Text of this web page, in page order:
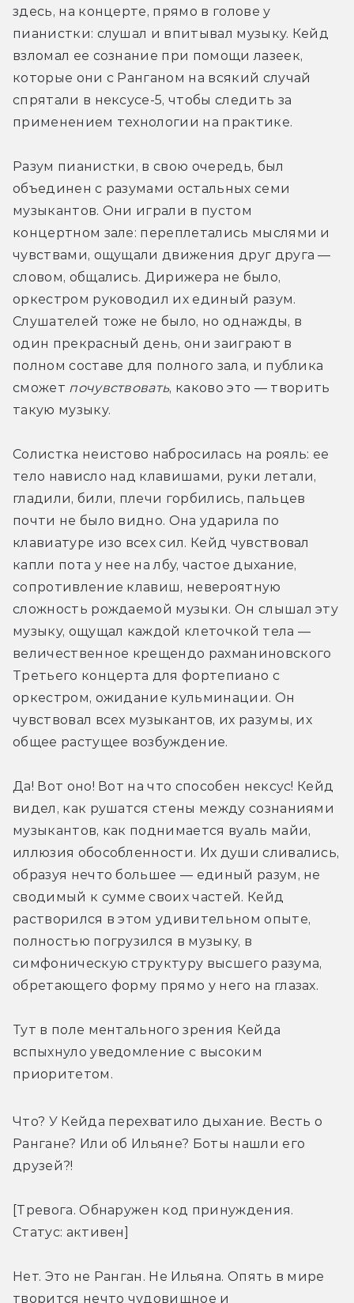
здесь, на концерте, прямо в голове у
пианистки: слушал и впитывал музыку. Кейд
взломал ее сознание при помощи лазеек,
которые они с Ранганом на всякий случай
спрятали в нексусе-5, чтобы следить за
применением технологии на практике.
Разум пианистки, в свою очередь, был
объединен с разумами остальных семи
музыкантов. Они играли в пустом
концертном зале: переплетались мыслями и
чувствами, ощущали движения друг друга —
словом, общались. Дирижера не было,
оркестром руководил их единый разум.
Слушателей тоже не было, но однажды, в
один прекрасный день, они заиграют в
полном составе для полного зала, и публика
сможет почувствовать, каково это — творить
такую музыку.
Солистка неистово набросилась на рояль: ее
тело нависло над клавишами, руки летали,
гладили, били, плечи горбились, пальцев
почти не было видно. Она ударила по
клавиатуре изо всех сил. Кейд чувствовал
капли пота у нее на лбу, частое дыхание,
сопротивление клавиш, невероятную
сложность рождаемой музыки. Он слышал эту
музыку, ощущал каждой клеточкой тела —
величественное крещендо рахманиновского
Третьего концерта для фортепиано с
оркестром, ожидание кульминации. Он
чувствовал всех музыкантов, их разумы, их
общее растущее возбуждение.
Да! Вот оно! Вот на что способен нексус! Кейд
видел, как рушатся стены между сознаниями
музыкантов, как поднимается вуаль майи,
иллюзия обособленности. Их души сливались,
образуя нечто большее — единый разум, не
сводимый к сумме своих частей. Кейд
растворился в этом удивительном опыте,
полностью погрузился в музыку, в
симфоническую структуру высшего разума,
обретающего форму прямо у него на глазах.
Тут в поле ментального зрения Кейда
вспыхнуло уведомление с высоким
приоритетом.
Что? У Кейда перехватило дыхание. Весть о
Рангане? Или об Ильяне? Боты нашли его
друзей?!
[Тревога. Обнаружен код принуждения.
Статус: активен]
Нет. Это не Ранган. Не Ильяна. Опять в мире
творится нечто чудовищное и